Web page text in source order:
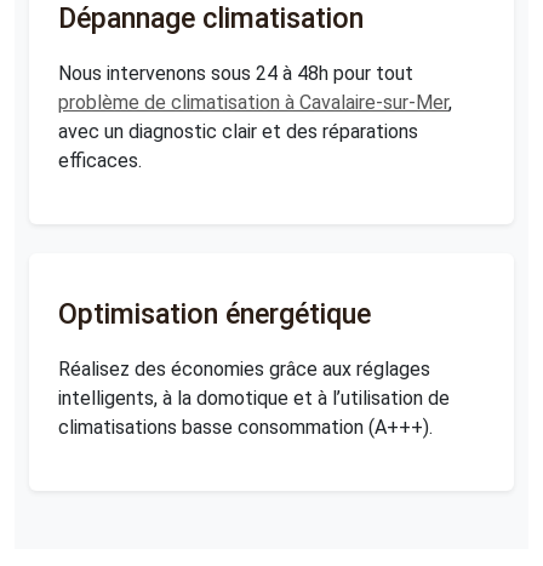
Dépannage climatisation
Nous intervenons sous 24 à 48h pour tout
problème de climatisation à Cavalaire-sur-Mer,
avec un diagnostic clair et des réparations
efficaces.
Optimisation énergétique
Réalisez des économies grâce aux réglages
intelligents, à la domotique et à l’utilisation de
climatisations basse consommation (A+++).